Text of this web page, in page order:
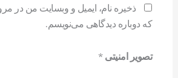
ذخیره نام، ایمیل و وبسایت من در
که دوباره دیدگاهی می‌نویسم.
تصویر امنیتی*